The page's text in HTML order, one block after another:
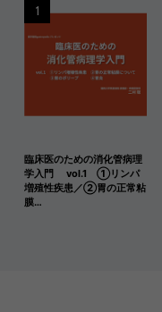
臨床医のための消化管病理
学入門 vol.1 ①リンパ
増殖性疾患／②胃の正常粘
膜…
1